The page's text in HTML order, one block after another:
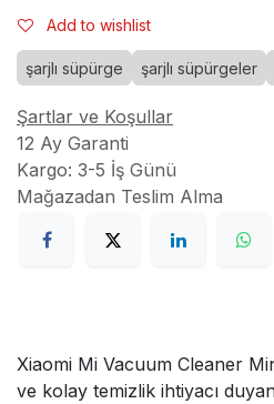
Add to wishlist
şarjlı süpürge şarjlı süpürgeler
Şartlar ve Koşullar
12 Ay Garanti
Kargo: 3-5 İş Günü
Mağazadan Teslim Alma
Xiaomi Mi Vacuum Cleaner
ve kolay temizlik ihtiyacı